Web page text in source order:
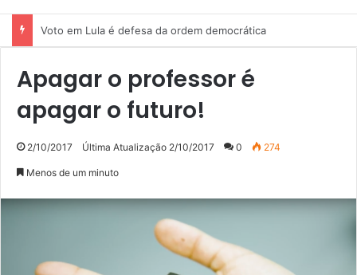
Nota de solidariedade ao povo venezuelano
Apagar o professor é
apagar o futuro!
2/10/2017 Última Atualização 2/10/2017 0 274
Menos de um minuto